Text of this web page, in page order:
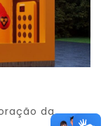
da